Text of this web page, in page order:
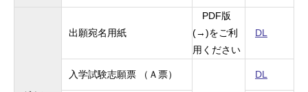
出願宛名用紙
PDF版
(→)をご利
用ください
DL
入学試験志願票 （Ａ票） DL